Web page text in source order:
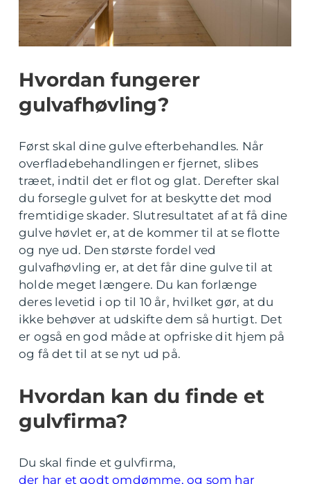
Hvordan fungerer
gulvafhøvling?
Først skal dine gulve efterbehandles. Når
overfladebehandlingen er fjernet, slibes
træet, indtil det er flot og glat. Derefter skal
du forsegle gulvet for at beskytte det mod
fremtidige skader. Slutresultatet af at få dine
gulve høvlet er, at de kommer til at se flotte
og nye ud. Den største fordel ved
gulvafhøvling er, at det får dine gulve til at
holde meget længere. Du kan forlænge
deres levetid i op til 10 år, hvilket gør, at du
ikke behøver at udskifte dem så hurtigt. Det
er også en god måde at opfriske dit hjem på
og få det til at se nyt ud på.
Hvordan kan du finde et
gulvfirma?
Du skal finde et gulvfirma,
der har et godt omdømme, og som har